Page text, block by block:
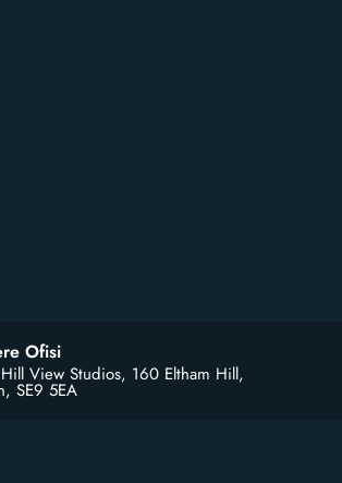
Ofisi
View Studios, 160 Eltham Hill,
SE9 5EA